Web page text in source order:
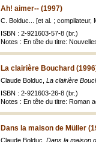
Ah! aimer-- (1997)
C. Bolduc... [et al. ; compilateur,
ISBN : 2-921603-57-8 (br.)
Notes : En tête du titre:
La clairière Bouchard
Claude Bolduc, La clairière
ISBN : 2-921603-26-8 (br.)
Notes : En tête du titre: Roman
Dans la maison de Müller
Claude Bolduc, Dans la maison